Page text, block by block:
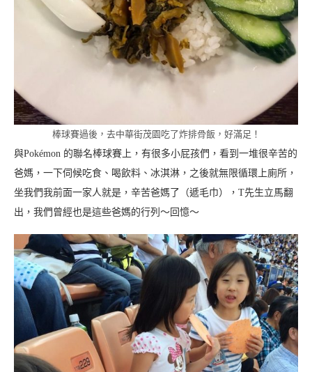
棒球賽過後，去中華街茂園吃了炸排骨飯，好滿足！
與Pokémon 的聯名棒球賽上，有很多小屁孩們，看到一堆很辛苦的
爸媽，一下伺候吃食、喝飲料、冰淇淋，之後就無限循環上廁所，
坐我們我前面一家人就是，辛苦爸媽了（遞毛巾），T先生立馬翻
出，我們曾經也是這些爸媽的行列～回憶～